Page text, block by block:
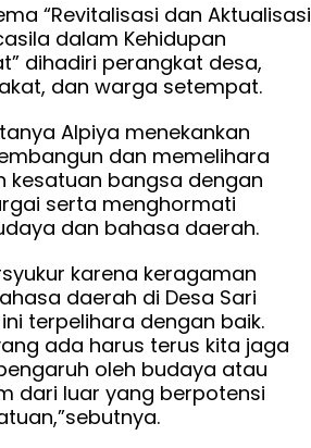
“Revitalisasi dan Aktualisasi
dalam Kehidupan
dihadiri perangkat desa,
dan warga setempat.
Alpiya menekankan
dan memelihara
kesatuan bangsa dengan
serta menghormati
dan bahasa daerah.
karena keragaman
daerah di Desa Sari
terpelihara dengan baik.
ada harus terus kita jaga
oleh budaya atau
dari luar yang berpotensi